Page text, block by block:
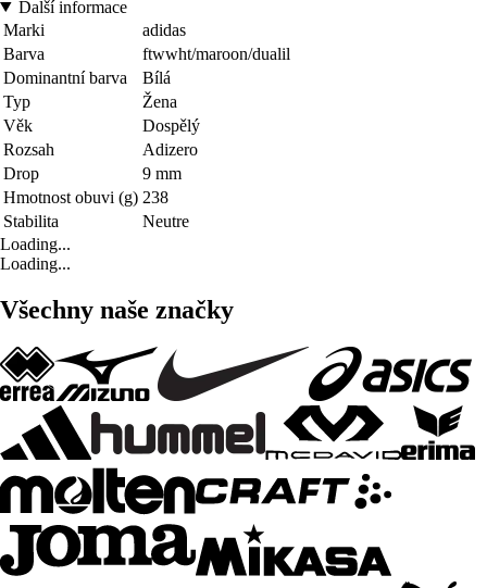
Další informace
Marki
adidas
Barva
ftwwht/maroon/dualil
Dominantní barva
Bílá
Typ
Žena
Věk
Dospělý
Rozsah
Adizero
Drop
9 mm
Hmotnost obuvi (g) 238
Stabilita
Neutre
Loading...
Loading...
Všechny naše značky